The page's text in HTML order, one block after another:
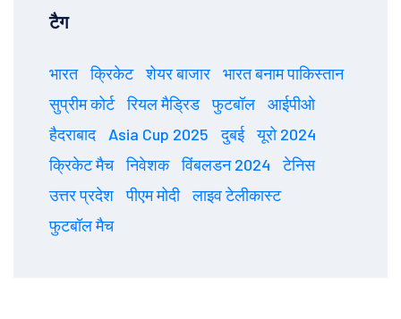
टैग
भारत क्रिकेट शेयर बाजार
भारत बनाम पाकिस्तान
सुप्रीम कोर्ट
रियल मैड्रिड फुटबॉल
आईपीओ
हैदराबाद
Asia Cup 2025 दुबई
यूरो 2024
क्रिकेट मैच
निवेशक विंबलडन 2024
टेनिस
उत्तर प्रदेश
पीएम मोदी
लाइव टेलीकास्ट
फुटबॉल मैच